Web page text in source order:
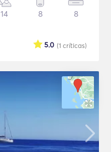
14 8 8
(1 críticas)
5.0